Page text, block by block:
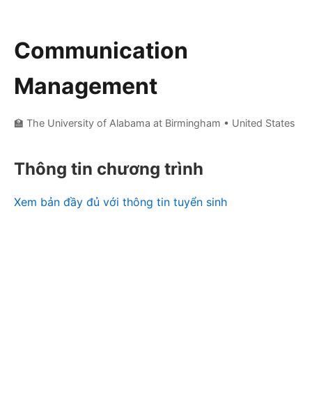
Communication
Management
🏫 The University of Alabama at Birmingham • United States
Thông tin chương trình
Xem bản đầy đủ với thông tin tuyển sinh